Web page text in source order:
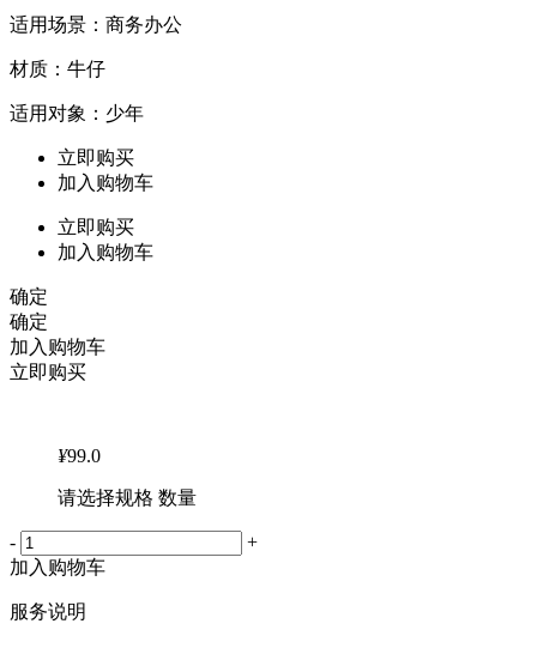
适用场景：商务办公
材质：牛仔
适用对象：少年
立即购买
加入购物车
立即购买
加入购物车
确定
确定
加入购物车
立即购买
¥99.0
请选择规格 数量
-
+
加入购物车
服务说明